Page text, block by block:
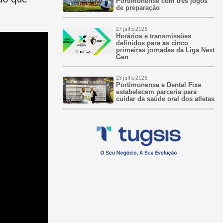
de preparação
27 julho 2026
Horários e transmissões
definidos para as cinco
primeiras jornadas da Liga Next
Gen
23 julho 2026
Portimonense e Dental Fixe
estabelecem parceria para
cuidar da saúde oral dos atletas